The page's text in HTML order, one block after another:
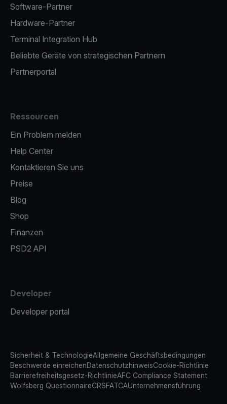
Software-Partner
Hardware-Partner
Terminal Integration Hub
Beliebte Geräte von strategischen Partnern
Partnerportal
Ressourcen
Ein Problem melden
Help Center
Kontaktieren Sie uns
Preise
Blog
Shop
Finanzen
PSD2 API
Developer
Developer portal
Sicherheit & TechnologieAllgemeine Geschäftsbedingungen
Beschwerde einreichenDatenschutzhinweisCookie-Richtlinie
Barrierefreiheitsgesetz-RichtlinieAFC Compliance Statement
Wolfsberg QuestionnaireCRSFATCAUnternehmensführung